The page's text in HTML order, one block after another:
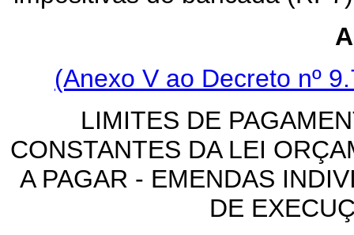
(Anexo V ao Decreto nº
LIMITES DE
CONSTANTES DA LEI
A PAGAR - EMENDAS
DE